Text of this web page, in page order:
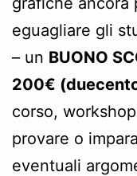
eguagliare gli
– un BUONO
200€
corso,
provare o
eventuali